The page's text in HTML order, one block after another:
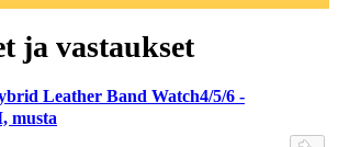
ja vastaukset
Leather Band Watch4/5/6 -
musta